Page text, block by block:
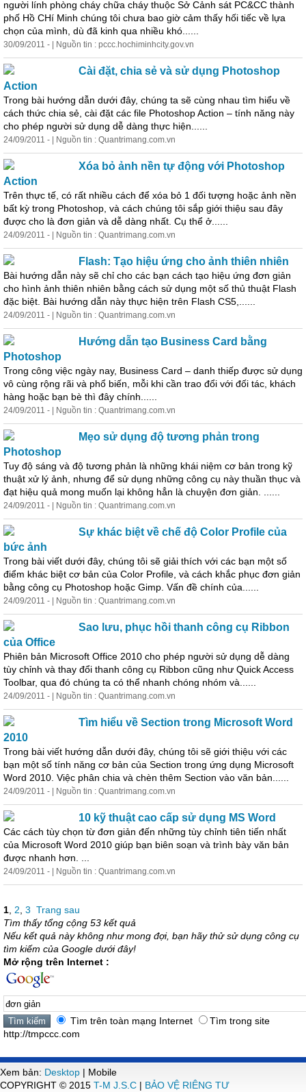
người lính phòng cháy chữa cháy thuộc Sở Cảnh sát PC&CC thành
phố Hồ CHí Minh chúng tôi chưa bao giờ cảm thấy hối tiếc về lựa
chọn của mình, dù đã kinh qua nhiều khó......
30/09/2011 - | Nguồn tin : pccc.hochiminhcity.gov.vn
Cài đặt, chia sẻ và sử dụng Photoshop
Action
Trong bài hướng dẫn dưới đây, chúng ta sẽ cùng nhau tìm hiểu về
cách thức chia sẻ, cài đặt các file Photoshop Action – tính năng này
cho phép người sử dụng dễ dàng thực hiện......
24/09/2011 - | Nguồn tin : Quantrimang.com.vn
Xóa bỏ ảnh nền tự động với Photoshop
Action
Trên thực tế, có rất nhiều cách để xóa bỏ 1 đối tượng hoặc ảnh nền
bất kỳ trong Photoshop, và cách chúng tôi sắp giới thiệu sau đây
được cho là đơn giản và dễ dàng nhất. Cụ thể ở......
24/09/2011 - | Nguồn tin : Quantrimang.com.vn
Flash: Tạo hiệu ứng cho ảnh thiên nhiên
Bài hướng dẫn này sẽ chỉ cho các bạn cách tạo hiệu ứng đơn giản
cho hình ảnh thiên nhiên bằng cách sử dụng một số thủ thuật Flash
đặc biệt. Bài hướng dẫn này thực hiện trên Flash CS5,......
24/09/2011 - | Nguồn tin : Quantrimang.com.vn
Hướng dẫn tạo Business Card bằng
Photoshop
Trong công việc ngày nay, Business Card – danh thiếp được sử dụng
vô cùng rộng rãi và phổ biến, mỗi khi cần trao đổi với đối tác, khách
hàng hoặc bạn bè thì đây chính......
24/09/2011 - | Nguồn tin : Quantrimang.com.vn
Mẹo sử dụng độ tương phản trong
Photoshop
Tuy độ sáng và độ tương phản là những khái niệm cơ bản trong kỹ
thuật xử lý ảnh, nhưng để sử dụng những công cụ này thuần thục và
đạt hiệu quả mong muốn lại không hẳn là chuyện đơn giản
24/09/2011 - | Nguồn tin : Quantrimang.com.vn
Sự khác biệt về chế độ Color Profile của
bức ảnh
Trong bài viết dưới đây, chúng tôi sẽ giải thích với các bạn một số
điểm khác biệt cơ bản của Color Profile, và cách khắc phục đơn giản
bằng công cụ Photoshop hoặc Gimp. Vấn đề chính của......
24/09/2011 - | Nguồn tin : Quantrimang.com.vn
Sao lưu, phục hồi thanh công cụ Ribbon
của Office
Phiên bản Microsoft Office 2010 cho phép người sử dụng dễ dàng
tùy chỉnh và thay đổi thanh công cụ Ribbon cũng như Quick Access
Toolbar, qua đó chúng ta có thể nhanh chóng nhóm và......
24/09/2011 - | Nguồn tin : Quantrimang.com.vn
Tìm hiểu về Section trong Microsoft Word
2010
Trong bài viết hướng dẫn dưới đây, chúng tôi sẽ giới thiệu với các
bạn một số tính năng cơ bản của Section trong ứng dụng Microsoft
Word 2010. Việc phân chia và chèn thêm Section vào văn bản......
24/09/2011 - | Nguồn tin : Quantrimang.com.vn
10 kỹ thuật cao cấp sử dụng MS Word
Các cách tùy chọn từ đơn giản đến những tùy chỉnh tiên tiến nhất
của Microsoft Word 2010 giúp bạn biên soạn và trình bày văn bản
được nhanh hơn. ...
24/09/2011 - | Nguồn tin : Quantrimang.com.vn
1 2 3 Trang sau
Tìm thấy tổng cộng 53 kết quả
Nếu kết quả này không như mong đợi, bạn hãy thử sử dụng công cụ
tìm kiếm của Google dưới đây!
Mở rộng trên Internet :
Tìm trên toàn mạng Internet
Tìm trong site
http://tmpccc.com
Xem bản: Desktop | Mobile
COPYRIGHT © 2015 T-M J.S.C | BẢO VỆ RIÊNG TƯ